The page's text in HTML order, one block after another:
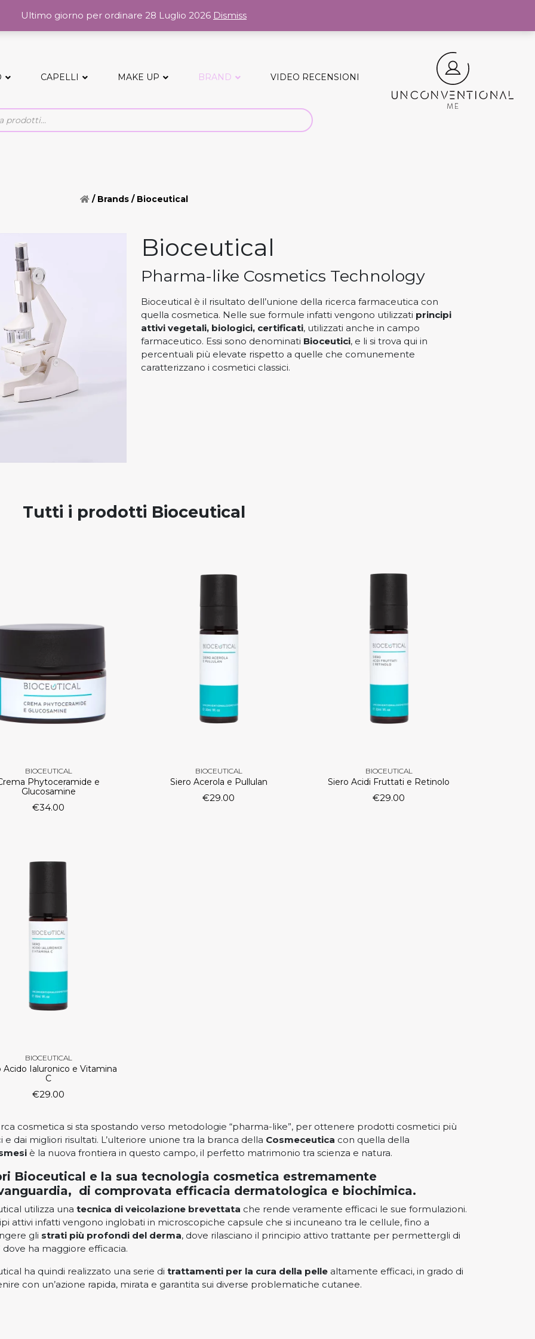
CAPELLI MAKE UP BRAND VIDEO RECENSIONI
/ Brands / Bioceutical
Bioceutical
Pharma-like Cosmetics Technology
Bioceutical è il risultato dell’unione della ricerca farmaceutica con
quella cosmetica. Nelle sue formule infatti vengono utilizzati principi
attivi vegetali, biologici, certificati, utilizzati anche in campo
farmaceutico. Essi sono denominati Bioceutici, e li si trova qui in
percentuali più elevate rispetto a quelle che comunemente
caratterizzano i cosmetici classici.
Tutti i prodotti Bioceutical
BIOCEUTICAL
Phytoceramide e
Glucosamine
€34.00
BIOCEUTICAL
Siero Acerola e Pullulan
€29.00
BIOCEUTICAL
Siero Acidi Fruttati e Retinolo
€29.00
BIOCEUTICAL
Acido Ialuronico e Vitamina
C
€29.00
cosmetica si sta spostando verso metodologie “pharma-like”, per ottenere prodotti cosmetici più
e dai migliori risultati. L’ulteriore unione tra la branca della Cosmeceutica con quella della
è la nuova frontiera in questo campo, il perfetto matrimonio tra scienza e natura.
Bioceutical e la sua tecnologia cosmetica estremamente
di comprovata efficacia dermatologica e biochimica.
utilizza una tecnica di veicolazione brevettata che rende veramente efficaci le sue formulazioni.
attivi infatti vengono inglobati in microscopiche capsule che si incuneano tra le cellule, fino a
gli strati più profondi del derma, dove rilasciano il principio attivo trattante per permettergli di
dove ha maggiore efficacia.
ha quindi realizzato una serie di trattamenti per la cura della pelle altamente efficaci, in grado di
con un’azione rapida, mirata e garantita sui diverse problematiche cutanee.
Ultimo giorno per ordinare 28 Luglio 2026 Dismiss